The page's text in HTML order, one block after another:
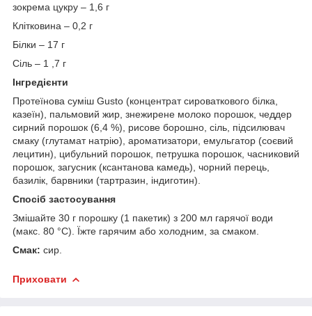
зокрема цукру – 1,6 г
Клітковина – 0,2 г
Білки – 17 г
Сіль – 1 ,7 г
Інгредієнти
Протеїнова суміш Gusto (концентрат сироваткового білка,
казеїн), пальмовий жир, знежирене молоко порошок, чеддер
сирний порошок (6,4 %), рисове борошно, сіль, підсилювач
смаку (глутамат натрію), ароматизатори, емульгатор (соєвий
лецитин), цибульний порошок, петрушка порошок, часниковий
порошок, загусник (ксантанова камедь), чорний перець,
базилік, барвники (тартразин, індиготин).
Спосіб застосування
Змішайте 30 г порошку (1 пакетик) з 200 мл гарячої води
(макс. 80 °C). Їжте гарячим або холодним, за смаком.
Смак: сир.
Приховати